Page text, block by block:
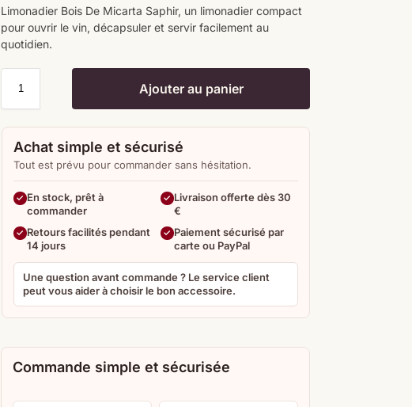
Limonadier Bois De Micarta Saphir, un limonadier compact
pour ouvrir le vin, décapsuler et servir facilement au
quotidien.
Ajouter au panier
Achat simple et sécurisé
Tout est prévu pour commander sans hésitation.
En stock, prêt à
commander
Livraison offerte dès 30
€
Retours facilités pendant
14 jours
Paiement sécurisé par
carte ou PayPal
Une question avant commande ? Le service client
peut vous aider à choisir le bon accessoire.
Commande simple et sécurisée